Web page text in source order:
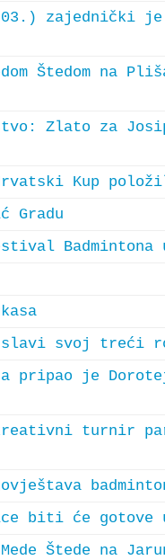
zajednički je
Štedom na
Zlato za
Kup
Gradu
Badmintona
slavi svoj treći
a pripao je
turnir
biti će gotove
Štede na